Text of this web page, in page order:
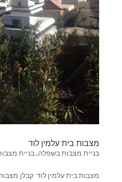
מצבות בית עלמין לוד
בניית מצבות בשפלה,בניית
מצבות בית עלמין לוד קבלן